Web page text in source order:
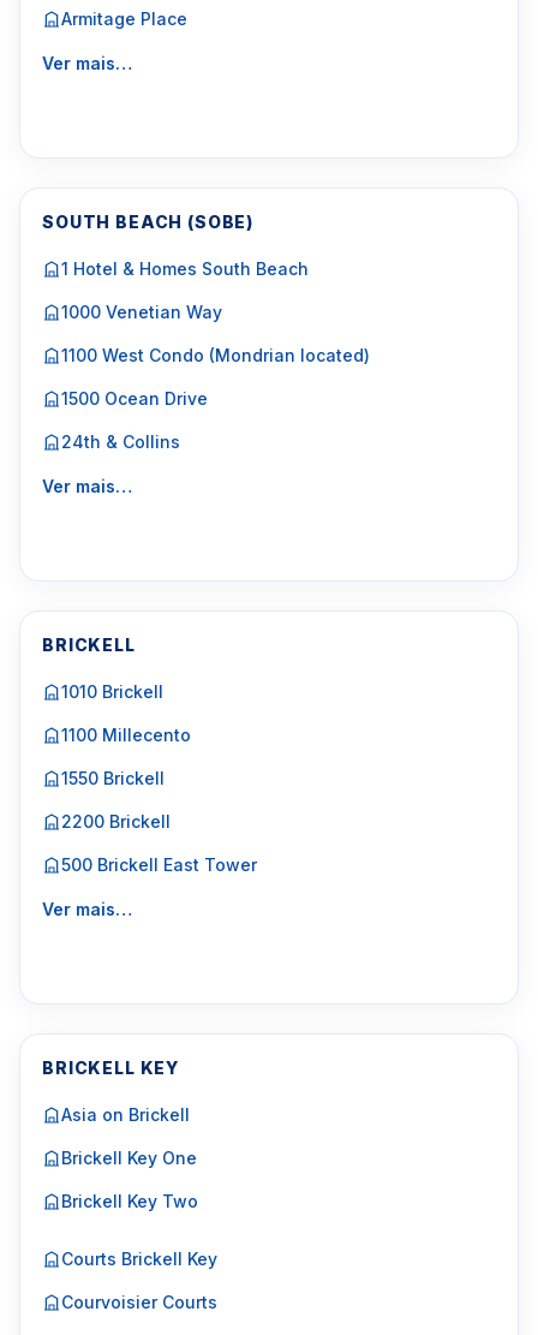
Armitage Place
Ver mais…
SOUTH BEACH (SOBE)
1 Hotel & Homes South Beach
1000 Venetian Way
1100 West Condo (Mondrian located)
1500 Ocean Drive
24th & Collins
Ver mais…
BRICKELL
1010 Brickell
1100 Millecento
1550 Brickell
2200 Brickell
500 Brickell East Tower
Ver mais…
BRICKELL KEY
Asia on Brickell
Brickell Key One
Brickell Key Two
Courts Brickell Key
Courvoisier Courts